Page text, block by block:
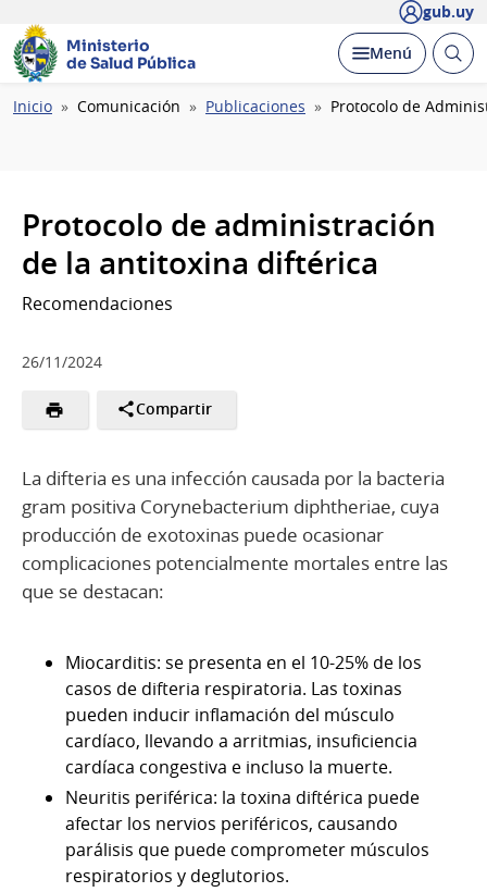
gub.uy
Ministerio
de Salud Pública
Desplegar
Menú Abrir
Ruta
Inicio Comunicación Publicaciones Protocolo de
Protocolo de administración
de la antitoxina diftérica
Recomendaciones
26/11/2024
Compartir
La difteria es una infección causada por la bacteria
gram positiva Corynebacterium diphtheriae, cuya
producción de exotoxinas puede ocasionar
complicaciones potencialmente mortales entre las
que se destacan:
Miocarditis: se presenta en el 10-25% de los
casos de difteria respiratoria. Las toxinas
pueden inducir inflamación del músculo
cardíaco, llevando a arritmias, insuficiencia
cardíaca congestiva e incluso la muerte.
Neuritis periférica: la toxina diftérica puede
afectar los nervios periféricos, causando
parálisis que puede comprometer músculos
respiratorios y deglutorios.